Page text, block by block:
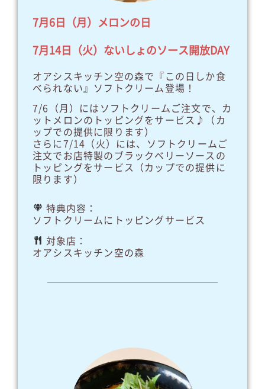
7月6日（月）メロンの日
7月14日（火）ないしょのソース開放DAY
オアシスキッチン空の森で『この日しか食
べられない』ソフトクリーム登場！
7/6（月）にはソフトクリームご注文で、カ
ットメロンのトッピングをサービス♪（カ
ップでの提供に限ります）
さらに7/14（火）には、ソフトクリームご
注文でお店特製のブラックベリーソースの
トッピングをサービス（カップでの提供に
限ります）
特典内容：
ソフトクリームにトッピングサービス
対象店：
オアシスキッチン空の森